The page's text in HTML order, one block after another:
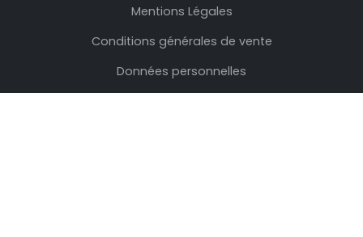
Mentions Légales
Conditions générales de vente
Données personnelles